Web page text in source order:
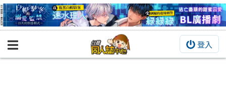
登入
BOOKY書集倉庫